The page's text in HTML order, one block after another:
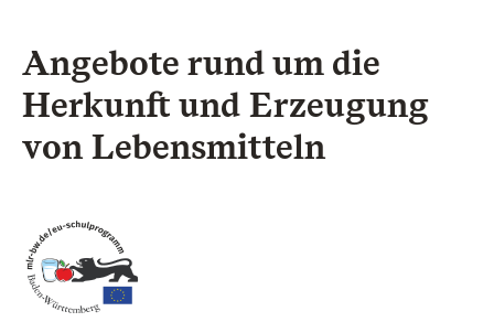
Angebote rund um die
Herkunft und Erzeu­gung
von Lebens­mitteln